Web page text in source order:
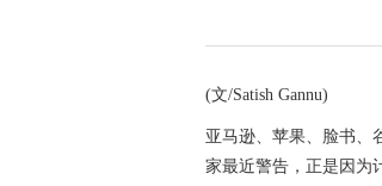
(文/Satish Gannu)
亚马逊、苹果、脸书、
家最近警告，正是因为